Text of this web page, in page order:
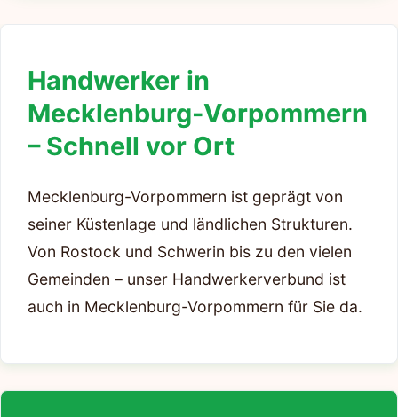
Handwerker in
Mecklenburg-Vorpommern
– Schnell vor Ort
Mecklenburg-Vorpommern ist geprägt von
seiner Küstenlage und ländlichen Strukturen.
Von Rostock und Schwerin bis zu den vielen
Gemeinden – unser Handwerkerverbund ist
auch in Mecklenburg-Vorpommern für Sie da.